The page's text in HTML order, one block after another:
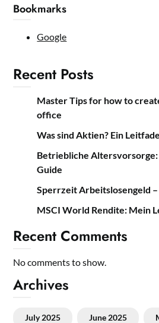
Bookmarks
Google
Recent Posts
Master Tips for how to
office
Was sind Aktien? Ein
Betriebliche Altersvorsorge:
Guide
Sperrzeit Arbeitslosengeld
MSCI World Rendite: Mein
Recent Comments
No comments to show.
Archives
July 2025 June 2025